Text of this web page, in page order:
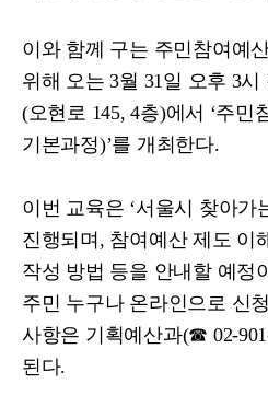
이와 함께 구는 주민참여예
위해 오는3월 31일 오후 3시
(오현로 145, 4층)에서 ‘주민
기본과정)’를 개최한다.
이번 교육은 ‘서울시 찾아가
진행되며 , 참여예산 제도 이
작성 방법 등을 안내할 예정
주민 누구나 온라인으로 신
사항은 기획예산과(☎ 02-
된다.